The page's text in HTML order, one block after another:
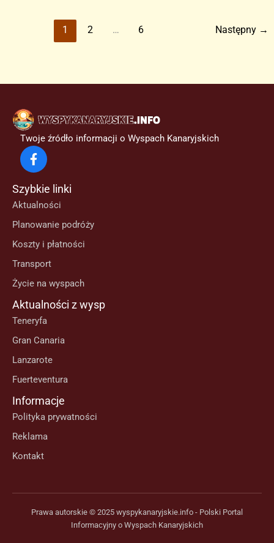
bezprecedensowy
1 2 … 6 Następny →
Twoje źródło informacji o Wyspach Kanaryjskich
Szybkie linki
Aktualności
Planowanie podróży
Koszty i płatności
Transport
Życie na wyspach
Aktualności z wysp
Teneryfa
Gran Canaria
Lanzarote
Fuerteventura
Informacje
Polityka prywatności
Reklama
Kontakt
Prawa autorskie © 2025 wyspykanaryjskie.info - Polski Portal
Informacyjny o Wyspach Kanaryjskich